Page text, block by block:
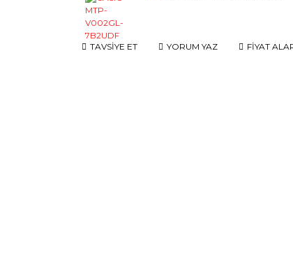
TAVSİYE ET YORUM YAZ FİYAT